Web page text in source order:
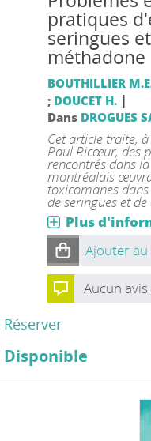
pratiques
seringues
méthadone
BOUTHILLIER
; DOUCET H. |
Dans DROGUES
Cet article traite,
Paul Ricœur, des
rencontrés dans
montréalais
toxicomanes
de seringues et
Plus
Ajouter
Aucun
Réserver
Disponible